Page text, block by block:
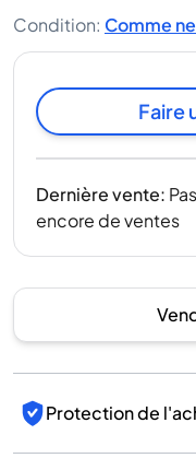
Condition: Comme
Faire
Dernière vente: Pas
encore de ventes
Protection de